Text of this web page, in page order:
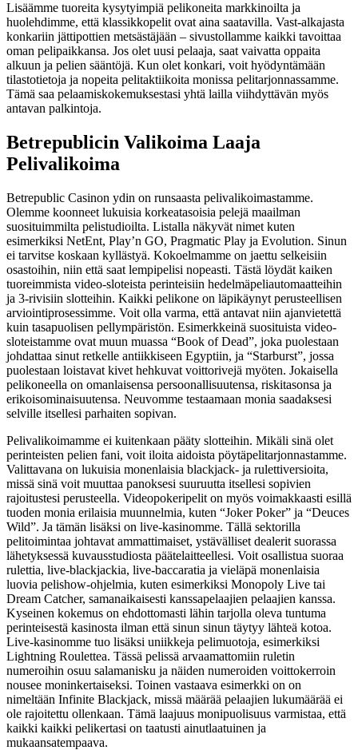
Lisäämme tuoreita kysytyimpiä pelikoneita markkinoilta ja
huolehdimme, että klassikkopelit ovat aina saatavilla. Vast-alkajasta
konkariin jättipottien metsästäjään – sivustollamme kaikki tavoittaa
oman pelipaikkansa. Jos olet uusi pelaaja, saat vaivatta oppaita
alkuun ja pelien sääntöjä. Kun olet konkari, voit hyödyntämään
tilastotietoja ja nopeita pelitaktiikoita monissa pelitarjonnassamme.
Tämä saa pelaamiskokemuksestasi yhtä lailla viihdyttävän myös
antavan palkintoja.
Betrepublicin Valikoima Laaja
Pelivalikoima
Betrepublic Casinon ydin on runsaasta pelivalikoimastamme.
Olemme koonneet lukuisia korkeatasoisia pelejä maailman
suosituimmilta pelistudioilta. Listalla näkyvät nimet kuten
esimerkiksi NetEnt, Play’n GO, Pragmatic Play ja Evolution. Sinun
ei tarvitse koskaan kyllästyä. Kokoelmamme on jaettu selkeisiin
osastoihin, niin että saat lempipelisi nopeasti. Tästä löydät kaiken
tuoreimmista video-sloteista perinteisiin hedelmäpeliautomaatteihin
ja 3-rivisiin slotteihin. Kaikki pelikone on läpikäynyt perusteellisen
arviointiprosessimme. Voit olla varma, että antavat niin ajanvietettä
kuin tasapuolisen pellympäristön. Esimerkkeinä suosituista video-
sloteistamme ovat muun muassa “Book of Dead”, joka puolestaan
johdattaa sinut retkelle antiikkiseen Egyptiin, ja “Starburst”, jossa
puolestaan loistavat kivet hehkuvat voittorivejä myöten. Jokaisella
pelikoneella on omanlaisensa persoonallisuutensa, riskitasonsa ja
erikoisominaisuutensa. Neuvomme testaamaan monia saadaksesi
selville itsellesi parhaiten sopivan.
Pelivalikoimamme ei kuitenkaan pääty slotteihin. Mikäli sinä olet
perinteisten pelien fani, voit iloita aidoista pöytäpelitarjonnastamme.
Valittavana on lukuisia monenlaisia blackjack- ja rulettiversioita,
missä sinä voit muuttaa panoksesi suuruutta itsellesi sopivien
rajoitustesi perusteella. Videopokeripelit on myös voimakkaasti esillä
tuoden monia erilaisia muunnelmia, kuten “Joker Poker” ja “Deuces
Wild”. Ja tämän lisäksi on live-kasinomme. Tällä sektorilla
pelitoimintaa johtavat ammattimaiset, ystävälliset dealerit suorassa
lähetyksessä kuvausstudiosta päätelaitteellesi. Voit osallistua suoraa
rulettia, live-blackjackia, live-baccaratia ja vieläpä monenlaisia
luovia pelishow-ohjelmia, kuten esimerkiksi Monopoly Live tai
Dream Catcher, samanaikaisesti kanssapelaajien pelaajien kanssa.
Kyseinen kokemus on ehdottomasti lähin tarjolla oleva tuntuma
perinteisestä kasinosta ilman että sinun sinun täytyy lähteä kotoa.
Live-kasinomme tuo lisäksi uniikkeja pelimuotoja, esimerkiksi
Lightning Roulettea. Tässä pelissä arvaamattomiin ruletin
numeroihin osuu salamanisku ja näiden numeroiden voittokerroin
nousee moninkertaiseksi. Toinen vastaava esimerkki on on
nimeltään Infinite Blackjack, missä määrää pelaajien lukumäärää ei
ole rajoitettu ollenkaan. Tämä laajuus monipuolisuus varmistaa, että
kaikki kaikki pelikertasi on taatusti ainutlaatuinen ja
mukaansatempaava.